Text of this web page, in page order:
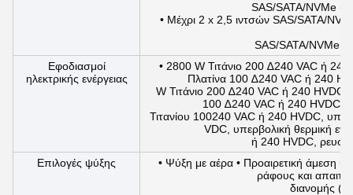
SAS/SATA/NVMe
• Μέχρι 2 x 2,5 ιντσών SAS/SATA/
SAS/SATA/NVMe
Εφοδιασμοί
ηλεκτρικής ενέργειας
• 2800 W Τιτάνιο 200 ∆240 VAC ή
Πλατίνα 100 ∆240 VAC ή 240
W Τιτάνιο 200 ∆240 VAC ή 240 HVDC,
100 ∆240 VAC ή 240 HVDC,
Τιτανίου 100240 VAC ή 240 HVDC,
VDC, υπερβολική θερμική
ή 240 HVDC,
Επιλογές ψύξης
• Ψύξη με αέρα • Προαιρετική άμεση
ράφους και
διανομής